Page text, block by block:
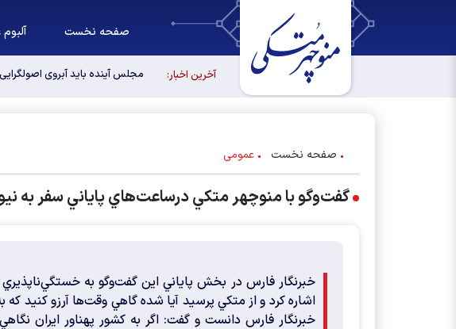
صفحه نخست
آخرین اخبار: مجلس آینده باید آبروی
صفحه نخست عمومی
گفت‌وگو با منوچهر متكي درساعت‌هاي پاياني سفر به
خبرنگار فارس در بخش پاياني اين گفت‌وگو به
اشاره كرد و از متكي پرسيد آيا شده گاهي وقت‌ها آرزو كنيد